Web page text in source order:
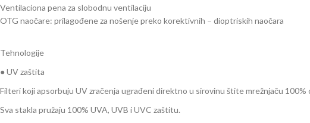
Ventilaciona pena za slobodnu ventilaciju
OTG naočare: prilagođene za nošenje preko korektivnih – dioptriskih naočara
Tehnologije
● UV zaštita
Filteri koji apsorbuju UV zračenja ugrađeni direktno u sirovinu štite mrežnjaču 100%
Sva stakla pružaju 100% UVA, UVB i UVC zaštitu.